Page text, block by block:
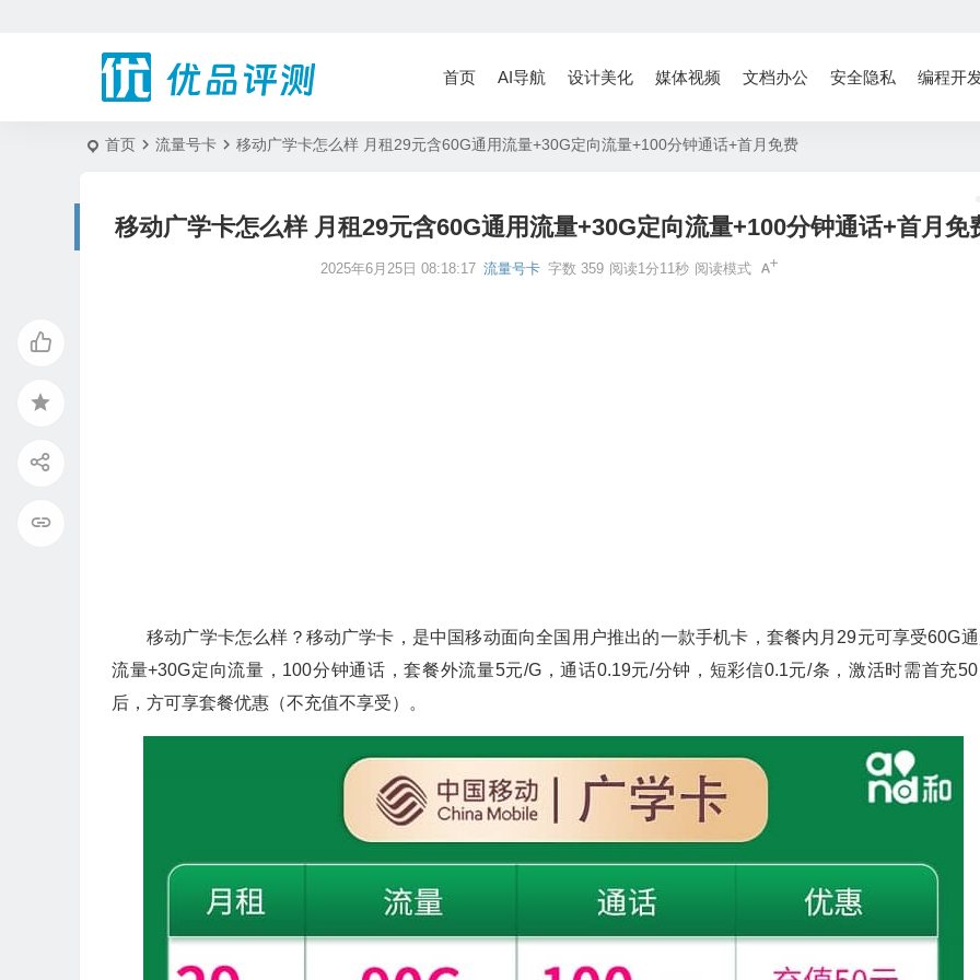
首页 AI导航 设计美化 媒体视频 文档办公 安全隐私 编程开
首页 流量号卡 移动广学卡怎么样 月租29元含60G通用流量+30G定向流量+100分钟通话+首月免费
移动广学卡怎么样 月租29元含60G通用流量+30G定向流量+100分钟通话+首月免
2025年6月25日 08:18:17 流量号卡 字数 359 阅读1分11秒 阅读模式
移动广学卡怎么样？移动广学卡，是中国移动面向全国用户推出的一款手机卡，套餐内月29元可享受60G
流量+30G定向流量，100分钟通话，套餐外流量5元/G，通话0.19元/分钟，短彩信0.1元/条，激活时需首充
后，方可享套餐优惠（不充值不享受）。